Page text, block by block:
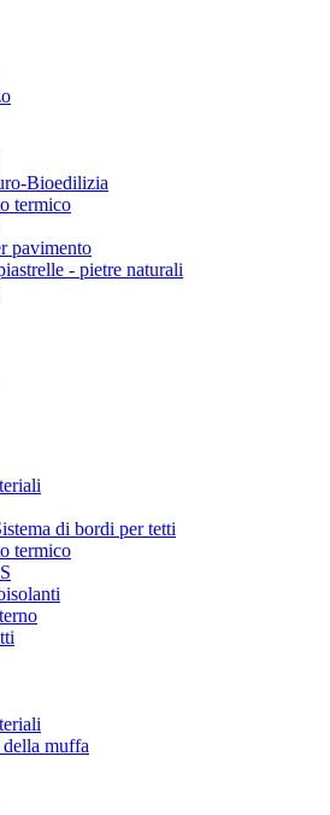
Bioedilizia
termico
pavimento
- pietre naturali
di bordi per tetti
termico
muffa